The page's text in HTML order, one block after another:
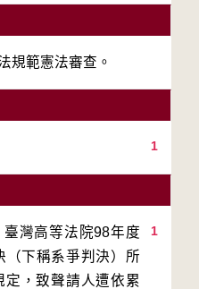
規範憲法審查。
1
1
灣高等法院98年度
（下稱系爭判決）所
，致聲請人遭依累